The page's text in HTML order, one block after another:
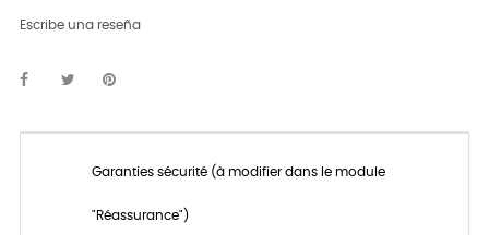
Escribe una reseña
Garanties sécurité (à modifier dans le module
"Réassurance")